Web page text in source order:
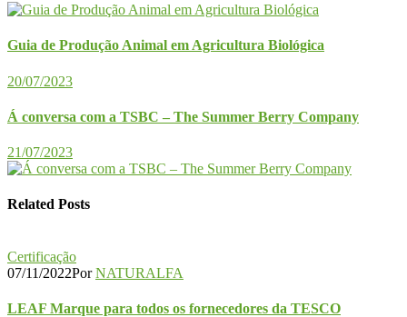
Guia de Produção Animal em Agricultura Biológica
20/07/2023
Á conversa com a TSBC – The Summer Berry Company
21/07/2023
Related Posts
Certificação
07/11/2022PorNATURALFA
LEAF Marque para todos os fornecedores da TESCO